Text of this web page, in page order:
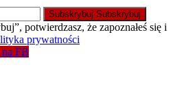
Subskrybuj Subskrybuj
potwierdzasz, że zapoznałeś się i
prywatności
FB